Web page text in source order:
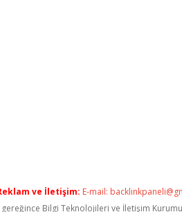
ve İletişim: E-mail:
gereğince Bilgi Teknolojileri ve İletişim